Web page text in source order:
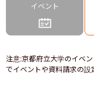
イベント
注意:京都府立大学のイベ
でイベントや資料請求の設